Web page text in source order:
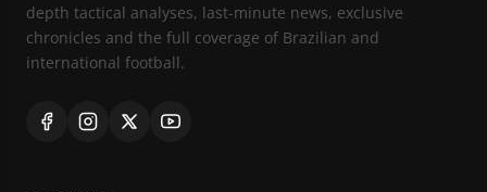
depth tactical analyses, last-minute news, exclusive
chronicles and the full coverage of Brazilian and
international football.